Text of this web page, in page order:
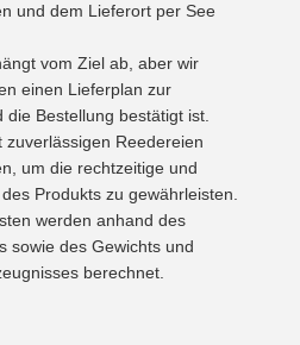
und dem Lieferort per See
vom Ziel ab, aber wir
einen Lieferplan zur
die Bestellung bestätigt ist.
zuverlässigen Reedereien
um die rechtzeitige und
Produkts zu gewährleisten.
werden anhand des
sowie des Gewichts und
berechnet.